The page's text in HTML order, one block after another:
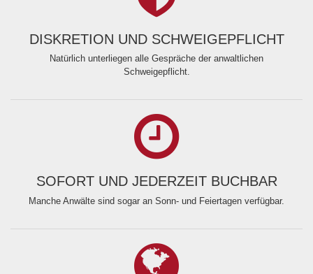
DISKRETION UND SCHWEIGEPFLICHT
Natürlich unterliegen alle Gespräche der anwaltlichen
Schweigepflicht.
SOFORT UND JEDERZEIT BUCHBAR
Manche Anwälte sind sogar an Sonn- und Feiertagen verfügbar.